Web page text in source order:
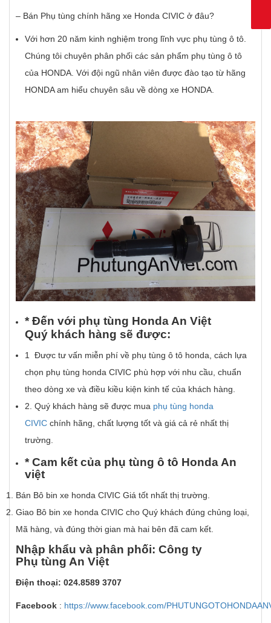
– Bán Phụ tùng chính hãng xe Honda CIVIC ở đâu?
Với hơn 20 năm kinh nghiệm trong lĩnh vực phụ tùng ô tô.
Chúng tôi chuyên phân phối các sản phẩm phụ tùng ô tô
của HONDA. Với đội ngũ nhân viên được đào tạo từ hãng
HONDA am hiểu chuyên sâu về dòng xe HONDA.
* Đến với phụ tùng Honda An Việt
Quý khách hàng sẽ được:
1 Được tư vấn miễn phí về phụ tùng ô tô honda, cách lựa
chọn phụ tùng honda CIVIC phù hợp với nhu cầu, chuẩn
theo dòng xe và điều kiều kiện kinh tế của khách hàng.
2. Quý khách hàng sẽ được mua phụ tùng honda
CIVIC chính hãng, chất lượng tốt và giá cả rẻ nhất thị
trường.
* Cam kết của phụ tùng ô tô Honda An
việt
Bán Bô bin xe honda CIVIC Giá tốt nhất thị trường.
Giao Bô bin xe honda CIVIC cho Quý khách đúng chủng loại,
Mã hàng, và đúng thời gian mà hai bên đã cam kết.
Nhập khẩu và phân phối: Công ty
Phụ tùng An Việt
Điện thoại: 024.8589 3707
Facebook : https://www.facebook.com/